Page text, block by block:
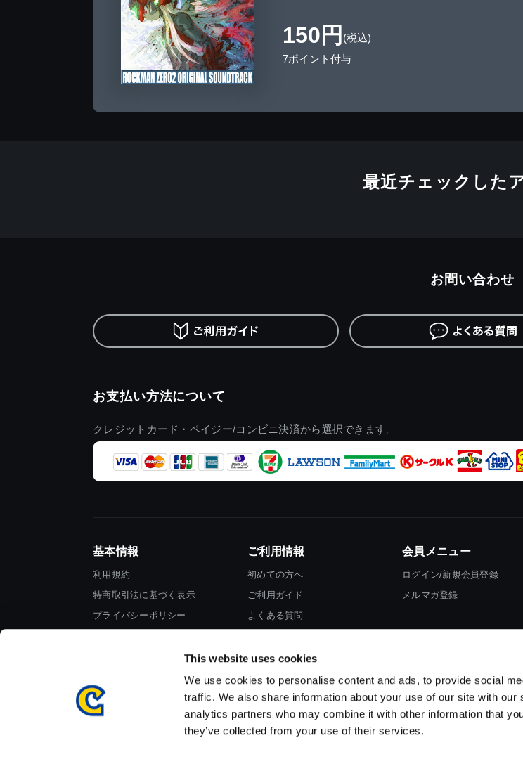
This website uses cookies
We use cookies to personalise content and ads, to provide social
traffic. We also share information about your use of our site with our
analytics partners who may combine it with other information that
they’ve collected from your use of their services.
150円 (税込)
7ポイント付与
最近チェックした
お支払い方法について
クレジットカード・ペイジー/コンビニ決済から選択できます。
お問い合わせ
基本情報
利用規約
特商取引法に基づく表示
プライバシーポリシー
ご利用情報
初めての方へ
ご利用ガイド
よくある質問
会員メニュー
ログイン/新規会員登録
メルマガ登録
スマートフォン版を表示